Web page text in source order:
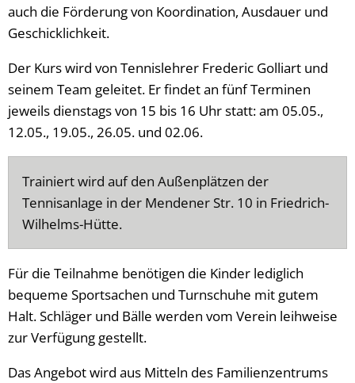
auch die Förderung von Koordination, Ausdauer und
Geschicklichkeit.
Der Kurs wird von Tennislehrer Frederic Golliart und
seinem Team geleitet. Er findet an fünf Terminen
jeweils dienstags von 15 bis 16 Uhr statt: am 05.05.,
12.05., 19.05., 26.05. und 02.06.
Trainiert wird auf den Außenplätzen der
Tennisanlage in der Mendener Str. 10 in Friedrich-
Wilhelms-Hütte.
Für die Teilnahme benötigen die Kinder lediglich
bequeme Sportsachen und Turnschuhe mit gutem
Halt. Schläger und Bälle werden vom Verein leihweise
zur Verfügung gestellt.
Das Angebot wird aus Mitteln des Familienzentrums